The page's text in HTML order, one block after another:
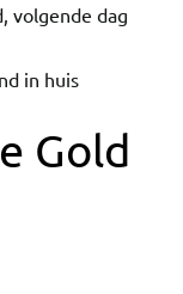
volgende dag
in huis
Gold